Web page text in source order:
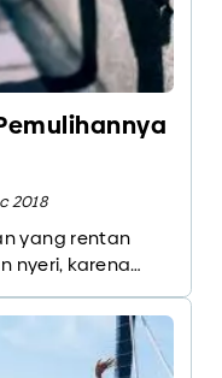
2018
yang rentan
nyeri, karena
berat tubuh,
melompat atau
dialami oleh
usia.